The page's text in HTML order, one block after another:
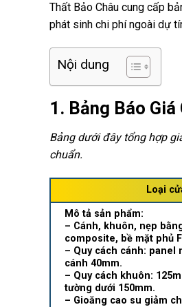
Thất Bảo Châu cung cấp
phát sinh chi phí ngoài dự
Nội dung
1. Bảng Báo
Bảng dưới đây tổng hợp
chuẩn.
Loại
Mô tả sản phẩm:
– Cánh, khuôn, nẹp
composite, bề mặt phủ
– Quy cách cánh: panel
cánh 40mm.
– Quy cách khuôn:
tường dưới 150mm.
– Gioăng cao su giảm